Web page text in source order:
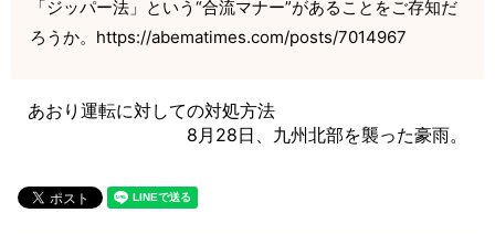
「ジッパー法」という“合流マナー”があることをご存知だ
ろうか。https://abematimes.com/posts/7014967
あおり運転に対しての対処方法
8月28日、九州北部を襲った豪雨。